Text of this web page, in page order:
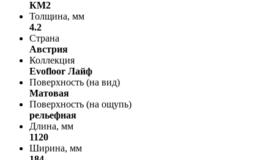
КМ2
Толщина, мм
4.2
Страна
Австрия
Коллекция
Evofloor Лайф
Поверхность (на вид)
Матовая
Поверхность (на ощупь)
рельефная
Длина, мм
1120
Ширина, мм